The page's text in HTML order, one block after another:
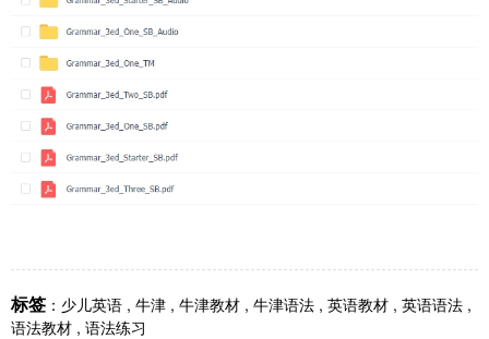
标签 ： 少儿英语 , 牛津 , 牛津教材 , 牛津语法 , 英语教材 , 英语语法 ,
语法教材 , 语法练习